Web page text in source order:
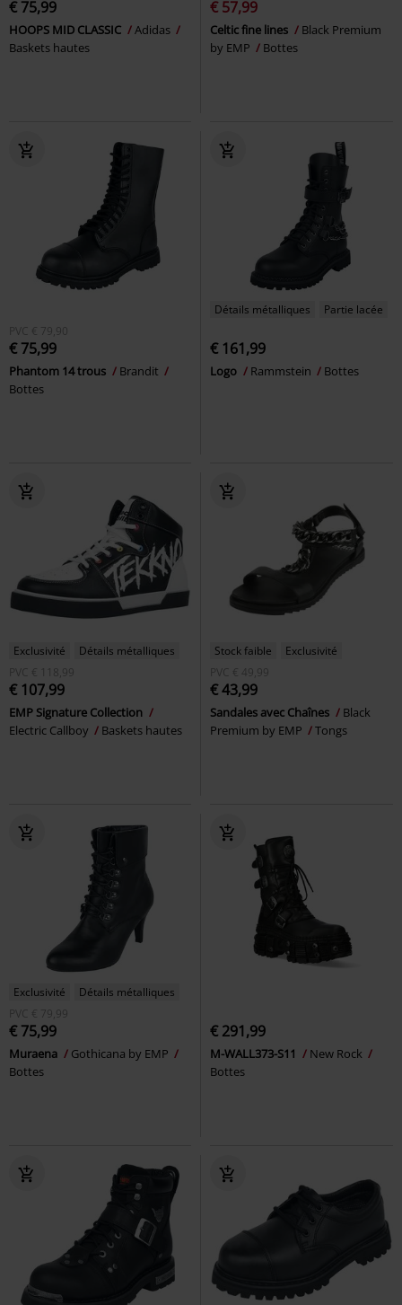
€ 75,99
HOOPS MID CLASSIC
Adidas
Baskets hautes
€ 57,99
Celtic fine lines
Black Premium
by EMP
Bottes
PVC € 79,90
€ 75,99
Phantom 14 trous
Brandit
Bottes
Détails métalliques Partie lacée
€ 161,99
Logo Rammstein Bottes
Exclusivité
Détails métalliques
PVC € 118,99
€ 107,99
EMP Signature Collection
Electric Callboy
Baskets hautes
Stock faible
Exclusivité
PVC € 49,99
€ 43,99
Sandales avec Chaînes
Black
Premium by EMP
Tongs
Exclusivité
Détails métalliques
PVC € 79,99
€ 75,99
Muraena
Gothicana by EMP
Bottes
€ 291,99
M-WALL373-S11
New Rock
Bottes